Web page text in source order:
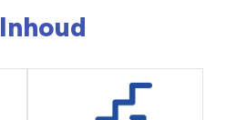
Inhoud